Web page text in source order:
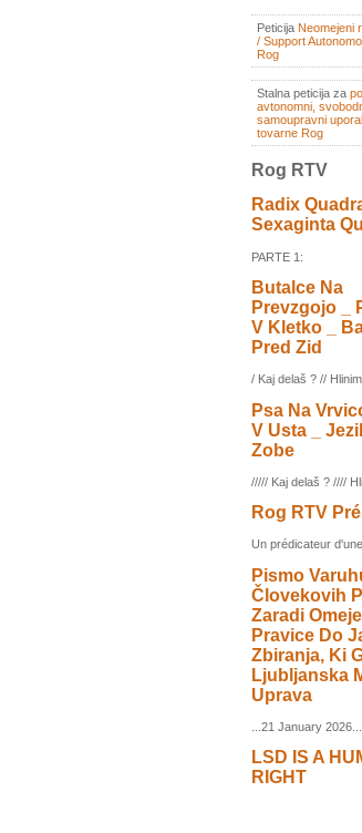
Peticija Neomejeni
/ Support
Rog
Stalna peticija za
avtonomni,
samoupravni
tovarne Rog
Rog RTV
Radix
Sexaginta
PARTE 1:
Butalce Na
Prevzgojo _
V Kletko _
Pred Zid
/ Kaj delaš ? // Hlinim
Psa Na
V Usta _
Zobe
///// Kaj delaš ? ////
Rog RTV
Un prédicateur d'une
Pismo
Človekovih
Zaradi
Pravice Do
Zbiranja, Ki
Ljubljanska
Uprava
...21 January 2026...
LSD IS A
RIGHT